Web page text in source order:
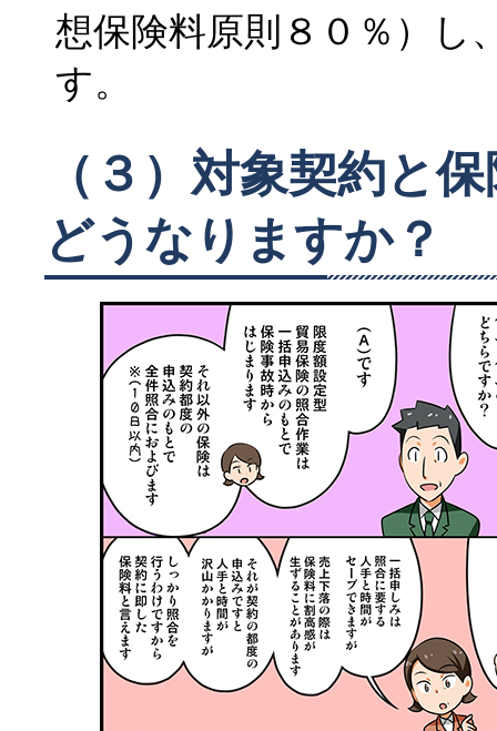
想保険料原則８０％）し
す。
（３）対象契約と
どうなりますか？